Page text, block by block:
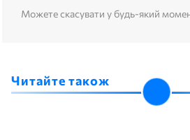
Можете скасувати у будь-який
Читайте також